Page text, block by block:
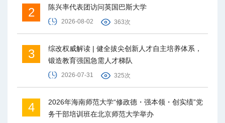
2 陈兴率代表团访问英国巴斯大学
2026-08-02 363次
3
综改权威解读 | 健全拔尖创新人才自主培养体系，
锻造教育强国急需人才梯队
2026-07-31 325次
4
2026年海南师范大学“修政德・强本领・创实绩”党
务干部培训班在北京师范大学举办